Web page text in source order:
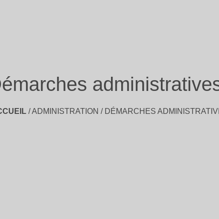
/ADMINISTRATION / DÉMARCHES